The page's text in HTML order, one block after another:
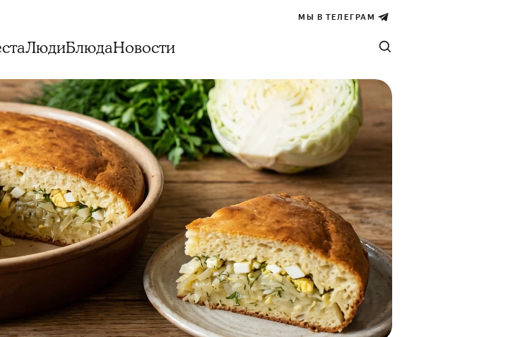
МЫ В ТЕЛЕГРАМ
ЛюдиБлюдаНовости